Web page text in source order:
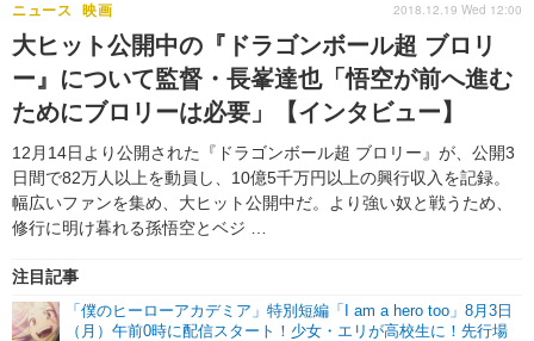
グッズ イベント
声優 コスプレ
舞台 新帝スタ
ラキりす
連載マンガ一覧 連載一覧
番組・動画
番組・動画一覧 ラジオ
動画
連載・ブログ
連載・ブログ一覧
編集部ブログ・お知らせ
大ヒット公開中の『ドラゴンボール超 ブロリ
ー』について監督・長峯達也「悟空が前へ進む
ためにブロリーは必要」【インタビュー】
12月14日より公開された『ドラゴンボール超 ブロリー』が、公開3
日間で82万人以上を動員し、10億5千万円以上の興行収入を記録。
幅広いファンを集め、大ヒット公開中だ。より強い奴と戦うため、
修行に明け暮れる孫悟空とベジ …
ニュース 映画
注目記事
「僕のヒーローアカデミア」特別短編「I am a hero too」8月3日
（月）午前0時に配信スタート！少女・エリが高校生に！先行場
2018.12.19 Wed 12:00